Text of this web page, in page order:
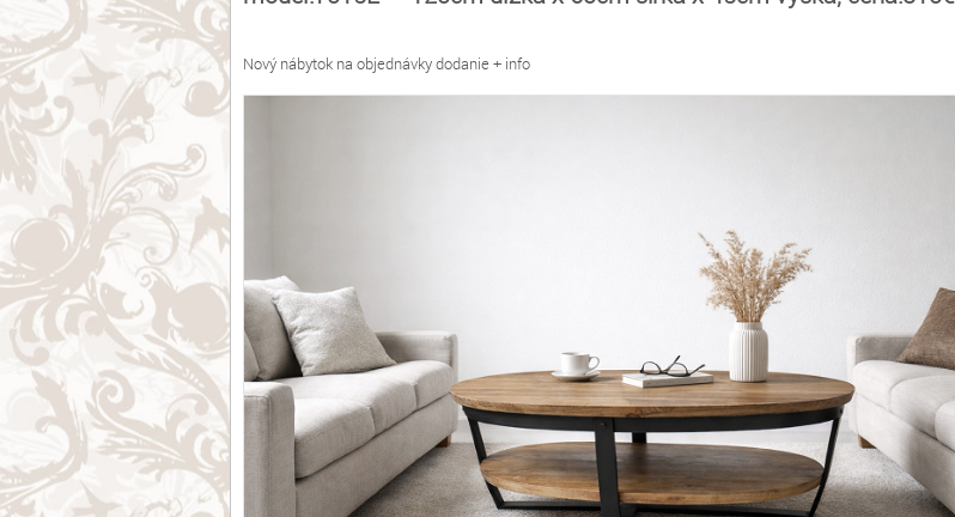
Nový nábytok na objednávky dodanie + info